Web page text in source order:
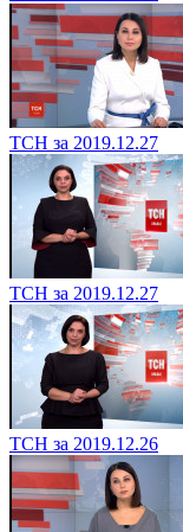
ТСН за 2019.12.27
ТСН за 2019.12.27
ТСН за 2019.12.26